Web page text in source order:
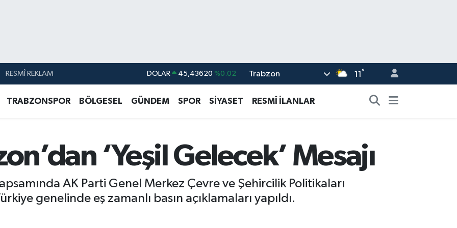
RESMÎ REKLAM DOLAR 45,43620 %0.02
BİST100 14.598,00
BITCOIN 79.591,74 %-1.82
Trabzon 11 °
TRABZONSPOR BÖLGESEL GÜNDEM SPOR SİYASET RESMÎ İLANLAR
‘Yeşil Gelecek’ Mesajı
AK Parti Genel Merkez Çevre ve Şehircilik Politikaları
genelinde eş zamanlı basın açıklamaları yapıldı.